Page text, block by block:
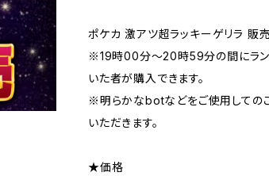
ポケカ 激アツ超ラッキーゲリラ 販売
※19時00分〜20時59分の間にラン
いた者が購入できます。
※明らかなbotなどをご使用しての
いただきます。
★価格